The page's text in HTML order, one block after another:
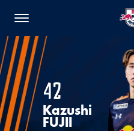
42
Kazushi
FUJII